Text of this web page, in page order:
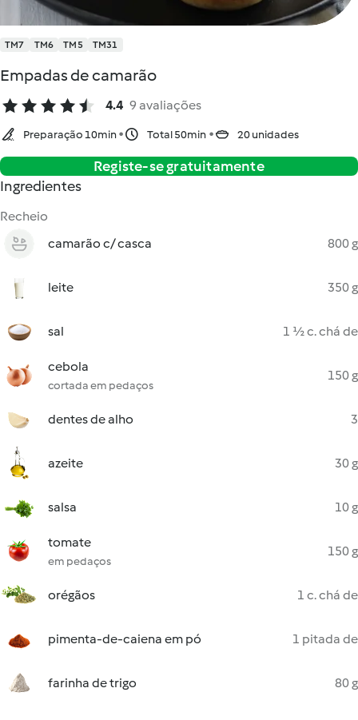
TM7 TM6 TM5 TM31
Empadas de camarão
4.4 9 avaliações
Preparação 10min Total 50min 20 unidades
Registe-se gratuitamente
Ingredientes
Recheio
camarão c/ casca
800 g
leite 350 g
sal 1 ½ c. chá de
cebola
cortada em pedaços
150 g
dentes de alho 3
azeite 30 g
salsa 10 g
tomate
em pedaços
150 g
orégãos 1 c. chá de
pimenta-de-caiena em pó 1 pitada de
farinha de trigo 80 g